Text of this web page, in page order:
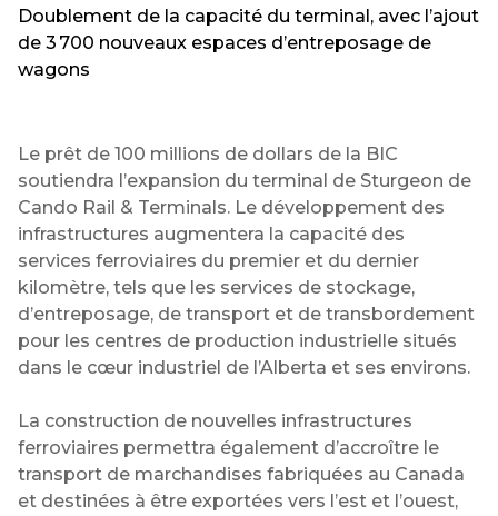
Doublement de la capacité du terminal, avec l’ajout
de 3 700 nouveaux espaces d’entreposage de
wagons
Le prêt de 100 millions de dollars de la BIC
soutiendra l’expansion du terminal de Sturgeon de
Cando Rail & Terminals. Le développement des
infrastructures augmentera la capacité des
services ferroviaires du premier et du dernier
kilomètre, tels que les services de stockage,
d’entreposage, de transport et de transbordement
pour les centres de production industrielle situés
dans le cœur industriel de l’Alberta et ses environs.
La construction de nouvelles infrastructures
ferroviaires permettra également d’accroître le
transport de marchandises fabriquées au Canada
et destinées à être exportées vers l’est et l’ouest,